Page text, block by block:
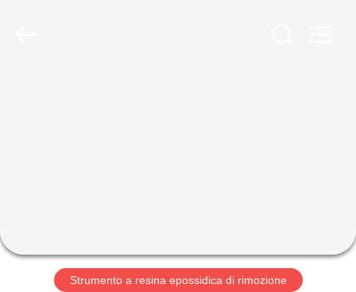
NOI
GIRO
Strumento a resina epossidica di rimozione